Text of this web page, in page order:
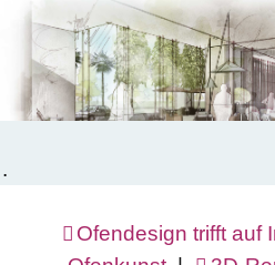
.
Ofendesign trifft auf